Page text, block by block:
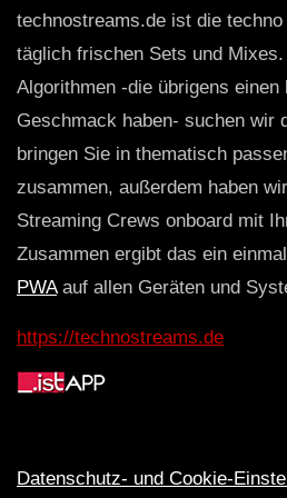
technostreams.de ist die
täglich frischen Sets und
Algorithmen -die übrigens einen
Geschmack haben- suchen wir
bringen Sie in thematisch
zusammen, außerdem haben
Streaming Crews onboard mit
Zusammen ergibt das ein
PWAauf allen Geräten und
https://technostreams.de
Datenschutz- und Cookie-